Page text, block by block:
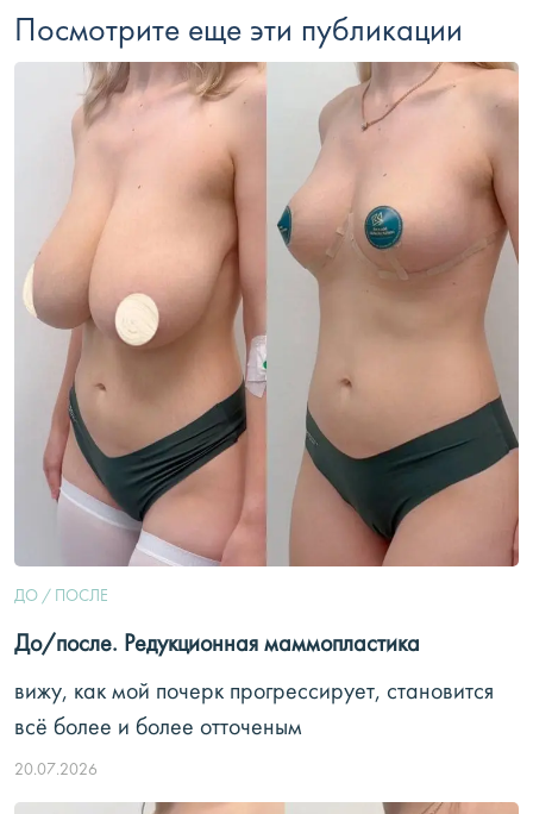
Посмотрите еще эти публикации
ДО / ПОСЛЕ
До/после. Редукционная маммопластика
вижу, как мой почерк прогрессирует, становится
всё более и более отточеным
20.07.2026